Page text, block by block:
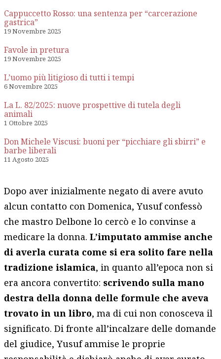
Cappuccetto Rosso: una sentenza per “carcerazione
gastrica”
19 Novembre 2025
Favole in pretura
19 Novembre 2025
L’uomo più litigioso di tutti i tempi
6 Novembre 2025
La L. 82/2025: nuove prospettive di tutela degli
animali
1 Ottobre 2025
Don Michele Viscusi: buoni per “picchiare gli sbirri” e
barbe liberali
11 Agosto 2025
Dopo aver inizialmente negato di avere avuto
alcun contatto con Domenica, Yusuf confessò
che mastro Delbone lo cercò e lo convinse a
medicare la donna.L’imputato ammise anche
di averla curata come si era solito fare nella
tradizione islamica, in quanto all’epoca non si
era ancora convertito: scrivendo sulla mano
destra della donna delle formule che aveva
trovato in un libro, ma di cui non conosceva il
significato. Di fronte all’incalzare delle domande
del giudice, Yusuf ammise le proprie